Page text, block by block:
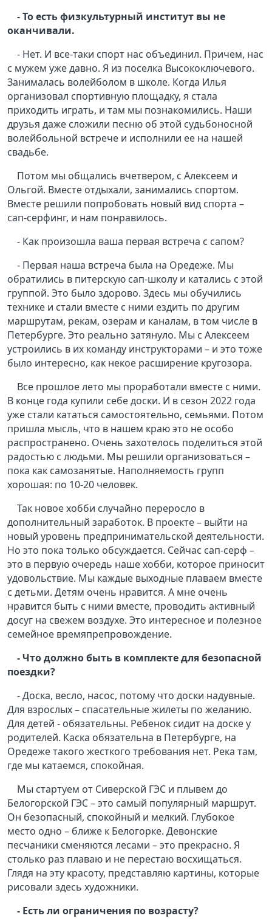
- То есть физкультурный институт вы не
оканчивали.
- Нет. И все-таки спорт нас объединил. Причем, нас
с мужем уже давно. Я из поселка Высокоключевого.
Занималась волейболом в школе. Когда Илья
организовал спортивную площадку, я стала
приходить играть, и там мы познакомились. Наши
друзья даже сложили песню об этой судьбоносной
волейбольной встрече и исполнили ее на нашей
свадьбе.
Потом мы общались вчетвером, с Алексеем и
Ольгой. Вместе отдыхали, занимались спортом.
Вместе решили попробовать новый вид спорта –
сап-серфинг, и нам понравилось.
- Как произошла ваша первая встреча с сапом?
- Первая наша встреча была на Оредеже. Мы
обратились в питерскую сап-школу и катались с этой
группой. Это было здорово. Здесь мы обучились
технике и стали вместе с ними ездить по другим
маршрутам, рекам, озерам и каналам, в том числе в
Петербурге. Это реально затянуло. Мы с Алексеем
устроились в их команду инструкторами – и это тоже
было интересно, как некое расширение кругозора.
Все прошлое лето мы проработали вместе с ними.
В конце года купили себе доски. И в сезон 2022 года
уже стали кататься самостоятельно, семьями. Потом
пришла мысль, что в нашем краю это не особо
распространено. Очень захотелось поделиться этой
радостью с людьми. Мы решили организоваться –
пока как самозанятые. Наполняемость групп
хорошая: по 10-20 человек.
Так новое хобби случайно переросло в
дополнительный заработок. В проекте – выйти на
новый уровень предпринимательской деятельности.
Но это пока только обсуждается. Сейчас сап-серф –
это в первую очередь наше хобби, которое приносит
удовольствие. Мы каждые выходные плаваем вместе
с детьми. Детям очень нравится. А мне очень
нравится быть с ними вместе, проводить активный
досуг на свежем воздухе. Это интересное и полезное
семейное времяпрепровождение.
- Что должно быть в комплекте для безопасной
поездки?
- Доска, весло, насос, потому что доски надувные.
Для взрослых – спасательные жилеты по желанию.
Для детей - обязательны. Ребенок сидит на доске у
родителей. Каска обязательна в Петербурге, на
Оредеже такого жесткого требования нет. Река там,
где мы катаемся, спокойная.
Мы стартуем от Сиверской ГЭС и плывем до
Белогорской ГЭС – это самый популярный маршрут.
Он безопасный, спокойный и мелкий. Глубокое
место одно – ближе к Белогорке. Девонские
песчаники сменяются лесами – это прекрасно. Я
столько раз плаваю и не перестаю восхищаться.
Глядя на эту красоту, представляю картины, которые
рисовали здесь художники.
- Есть ли ограничения по возрасту?